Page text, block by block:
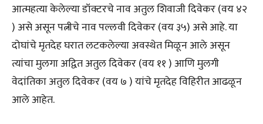
आत्महत्या केलेल्या डॉक्टरचे नाव अतुल शिवाजी दिवेकर (वय ४२
) असे असून पत्नीचे नाव पल्लवी दिवेकर (वय ३५) असे आहे. या
दोघांचे मृतदेह घरात लटकलेल्या अवस्थेत मिळून आले असून
त्यांचा मुलगा अद्वित अतुल दिवेकर (वय ११ ) आणि मुलगी
वेदांतिका अतुल दिवेकर (वय ७ ) यांचे मृतदेह विहिरीत आढळून
आले आहेत.